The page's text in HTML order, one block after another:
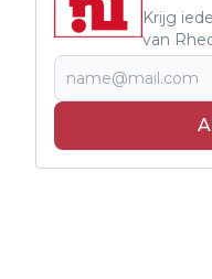
Krijg
van